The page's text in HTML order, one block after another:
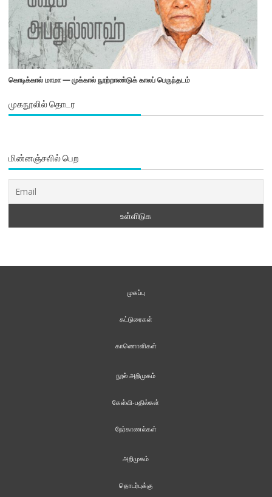
கொடிக்கால் மாமா — முக்கால் நூற்றாண்டுக் காலப் பெருந்தடம்
முகநூலில் தொடர
மின்னஞ்சலில் பெற
முகப்பு
கட்டுரைகள்
காணொளிகள்
நூல் அறிமுகம்
கேள்வி-பதில்கள்
நேர்காணல்கள்
அறிமுகம்
தொடர்புக்கு